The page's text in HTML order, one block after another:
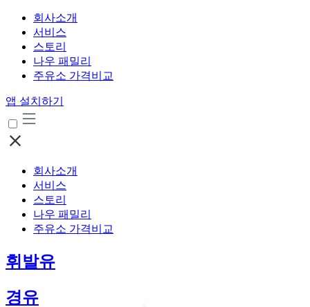
회사소개
서비스
스토리
나우 패밀리
주유소 가격비교
앱 설치하기
회사소개
서비스
스토리
나우 패밀리
주유소 가격비교
휘발유
경유